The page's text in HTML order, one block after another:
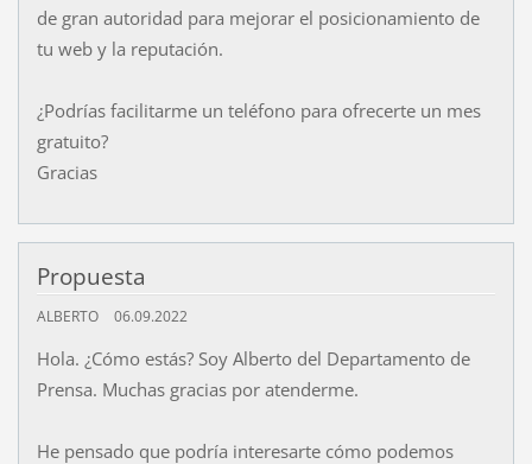
de gran autoridad para mejorar el posicionamiento de
tu web y la reputación.
¿Podrías facilitarme un teléfono para ofrecerte un mes
gratuito?
Gracias
Propuesta
ALBERTO 06.09.2022
Hola. ¿Cómo estás? Soy Alberto del Departamento de
Prensa. Muchas gracias por atenderme.
He pensado que podría interesarte cómo podemos